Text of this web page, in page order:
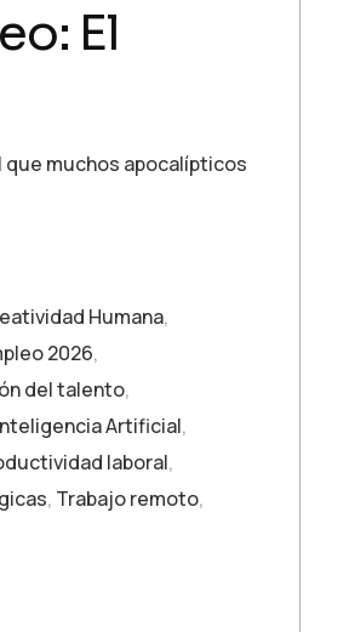
El
que muchos apocalípticos
Humana,
2026,
del talento,
Artificial,
laboral,
, Trabajo remoto,